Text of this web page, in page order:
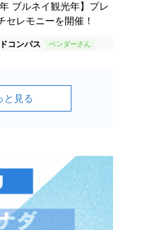
年 ブルネイ観光年】プレ
セレモニーを開催！
コンパス
と見る